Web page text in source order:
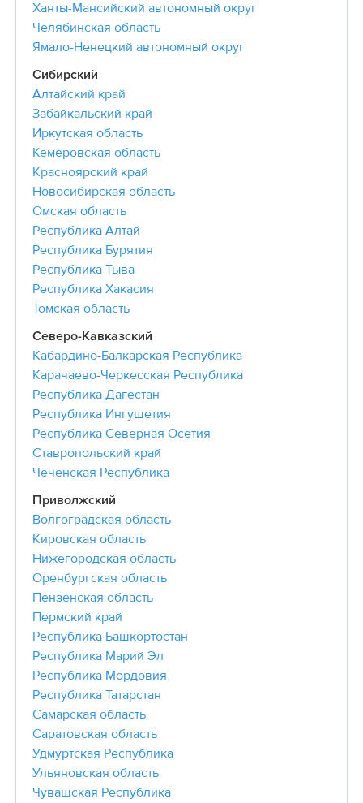
Ханты-Мансийский автономный округ
Челябинская область
Ямало-Ненецкий автономный округ
Сибирский
Алтайский край
Забайкальский край
Иркутская область
Кемеровская область
Красноярский край
Новосибирская область
Омская область
Республика Алтай
Республика Бурятия
Республика Тыва
Республика Хакасия
Томская область
Северо-Кавказский
Кабардино-Балкарская Республика
Карачаево-Черкесская Республика
Республика Дагестан
Республика Ингушетия
Республика Северная Осетия
Ставропольский край
Чеченская Республика
Приволжский
Волгоградская область
Кировская область
Нижегородская область
Оренбургская область
Пензенская область
Пермский край
Республика Башкортостан
Республика Марий Эл
Республика Мордовия
Республика Татарстан
Самарская область
Саратовская область
Удмуртская Республика
Ульяновская область
Чувашская Республика